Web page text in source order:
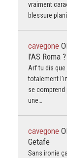
vraiment
blessure
cavegone
l’AS Roma ?
Arf tu dis que
totalement
se comprend
une…
cavegone
Getafe
Sans ironie